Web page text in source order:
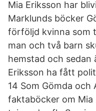
Mia Eriksson har
Marklunds böcker
förföljd kvinna som
man och två barn
hemstad och sedan
Eriksson ha fått
14 Som Gömda
faktaböcker om Mia